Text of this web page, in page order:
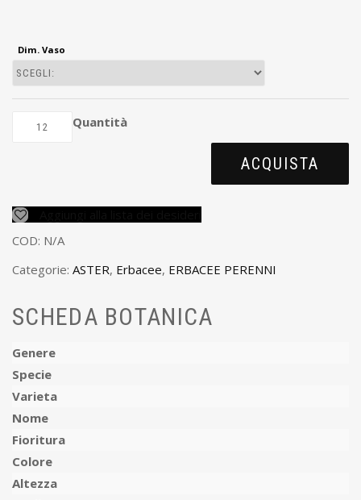
Dim. Vaso
Quantità
ACQUISTA
COD: N/A
Categorie: ASTER, Erbacee, ERBACEE PERENNI
SCHEDA BOTANICA
Genere
Specie
Varieta
Nome
Fioritura
Colore
Altezza